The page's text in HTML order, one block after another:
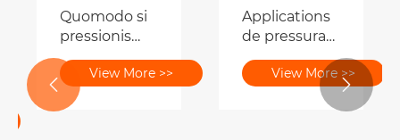
Quomodo si
pressionis
eminus
METIOR apta
est?
View More >>
Applications
de pressura
gauges
View More >>
 